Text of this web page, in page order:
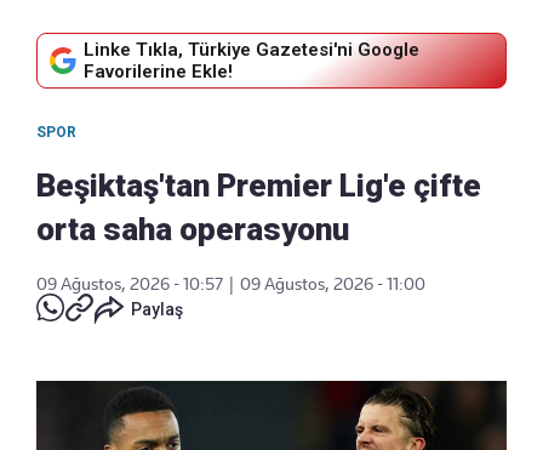
Linke Tıkla, Türkiye Gazetesi'ni Google
Favorilerine Ekle!
SPOR
Beşiktaş'tan Premier Lig'e çifte
orta saha operasyonu
09 Ağustos, 2026 - 10:57
09 Ağustos, 2026 - 11:00
Paylaş